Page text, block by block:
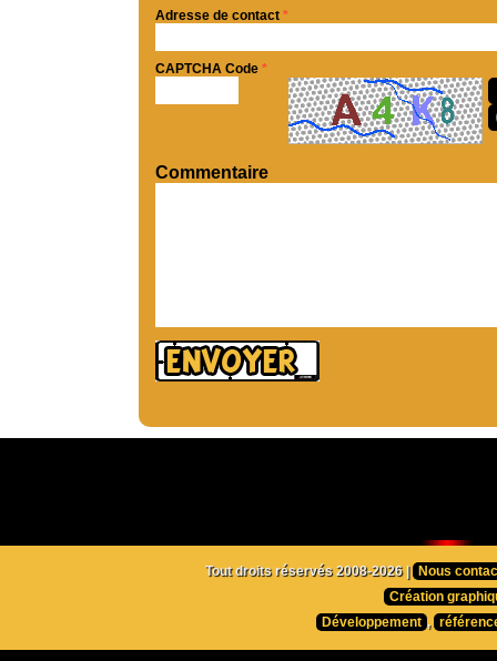
Adresse de contact *
CAPTCHA Code *
Commentaire
Tout droits réservés 2008-2026 |
Nous
Création
Développement ,